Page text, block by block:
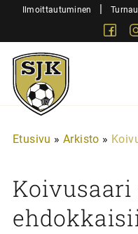
SiirryIlmoittautuminen |
Sjk-
Juniorit
Etusivu » Arkisto »